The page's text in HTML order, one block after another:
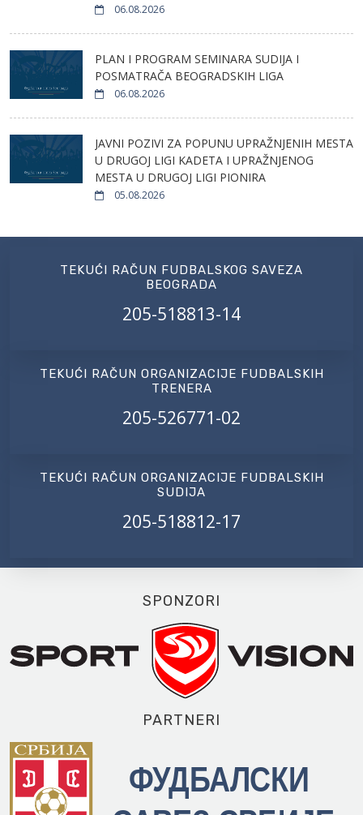
06.08.2026
PLAN I PROGRAM SEMINARA SUDIJA I
POSMATRAČA BEOGRADSKIH LIGA
06.08.2026
JAVNI POZIVI ZA POPUNU UPRAŽNJENIH MESTA
U DRUGOJ LIGI KADETA I UPRAŽNJENOG
MESTA U DRUGOJ LIGI PIONIRA
05.08.2026
TEKUĆI RAČUN FUDBALSKOG SAVEZA
BEOGRADA
205-518813-14
TEKUĆI RAČUN ORGANIZACIJE FUDBALSKIH
TRENERA
205-526771-02
TEKUĆI RAČUN ORGANIZACIJE FUDBALSKIH
SUDIJA
205-518812-17
SPONZORI
PARTNERI